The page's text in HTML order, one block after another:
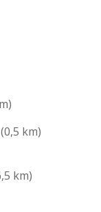
km)
km)